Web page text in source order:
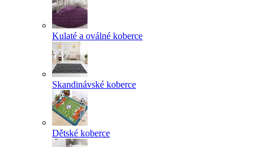
Kulaté a oválné koberce
Skandinávské koberce
Dětské koberce